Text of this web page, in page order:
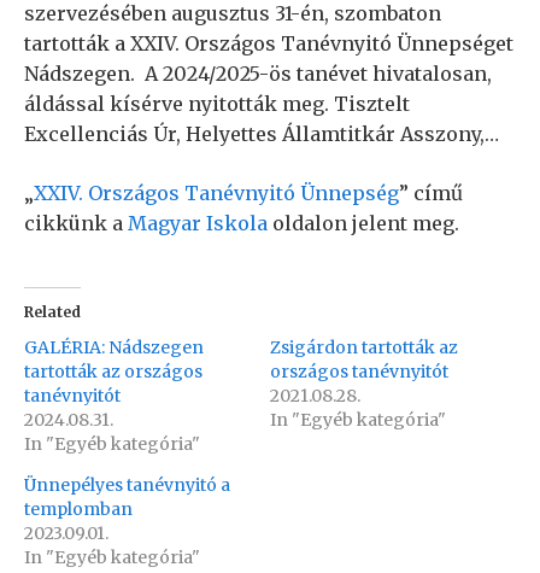
szervezésében augusztus 31-én, szombaton
tartották a XXIV. Országos Tanévnyitó Ünnepséget
Nádszegen. A 2024/2025-ös tanévet hivatalosan,
áldással kísérve nyitották meg. Tisztelt
Excellenciás Úr, Helyettes Államtitkár Asszony,…
„XXIV. Országos Tanévnyitó Ünnepség” című
cikkünk a Magyar Iskola oldalon jelent meg.
Related
GALÉRIA: Nádszegen
tartották az országos
tanévnyitót
2024.08.31.
In "Egyéb kategória"
Zsigárdon tartották az
országos tanévnyitót
2021.08.28.
In "Egyéb kategória"
Ünnepélyes tanévnyitó a
templomban
2023.09.01.
In "Egyéb kategória"